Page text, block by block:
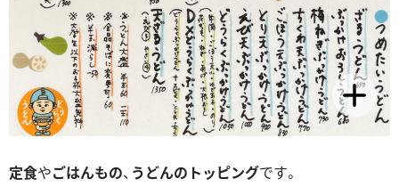
定食やごはんもの、 うどんのトッピングです。